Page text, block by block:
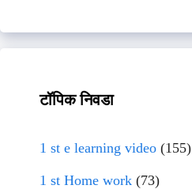
टॉपिक निवडा
1 st e learning video (155)
1 st Home work (73)